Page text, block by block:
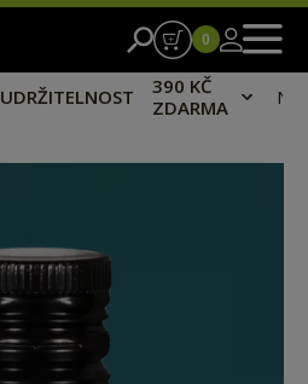
UDRŽITELNOST
390 KČ
ZDARMA
0